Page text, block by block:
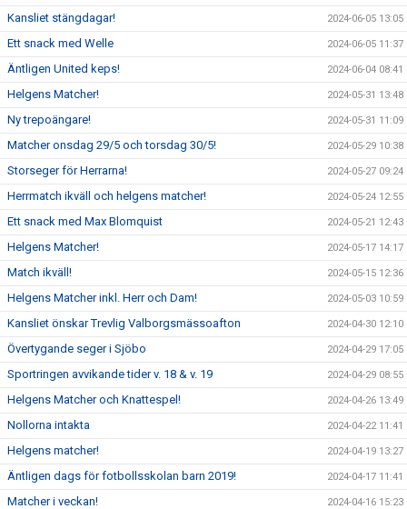
Kansliet stängdagar! 2024-06-05 13:05
Ett snack med Welle 2024-06-05 11:37
Äntligen United keps! 2024-06-04 08:41
Helgens Matcher! 2024-05-31 13:48
Ny trepoängare! 2024-05-31 11:09
Matcher onsdag 29/5 och torsdag 30/5! 2024-05-29 10:38
Storseger för Herrarna! 2024-05-27 09:24
Herrmatch ikväll och helgens matcher! 2024-05-24 12:55
Ett snack med Max Blomquist 2024-05-21 12:43
Helgens Matcher! 2024-05-17 14:17
Match ikväll! 2024-05-15 12:36
Helgens Matcher inkl. Herr och Dam! 2024-05-03 10:59
Kansliet önskar Trevlig Valborgsmässoafton 2024-04-30 12:10
Övertygande seger i Sjöbo 2024-04-29 17:05
Sportringen avvikande tider v. 18 & v. 19 2024-04-29 08:55
Helgens Matcher och Knattespel! 2024-04-26 13:49
Nollorna intakta 2024-04-22 11:41
Helgens matcher! 2024-04-19 13:27
Äntligen dags för fotbollsskolan barn 2019! 2024-04-17 11:41
Matcher i veckan! 2024-04-16 15:23